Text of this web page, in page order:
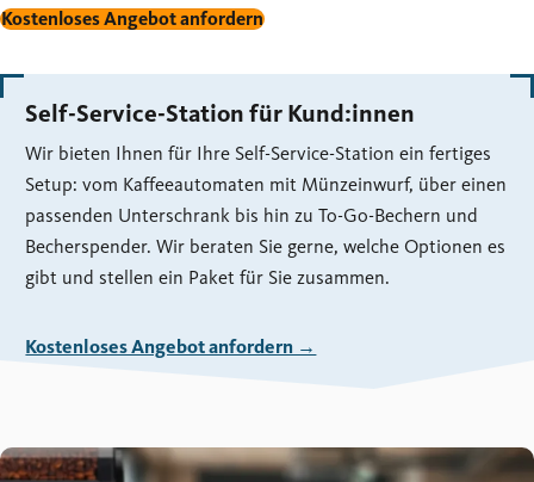
Kostenloses Angebot anfordern
Self-Service-Station für Kund:innen
Wir bieten Ihnen für Ihre Self-Service-Station ein fertiges
Setup: vom Kaffeeautomaten mit Münzeinwurf, über einen
passenden Unterschrank bis hin zu To-Go-Bechern und
Becherspender. Wir beraten Sie gerne, welche Optionen es
gibt und stellen ein Paket für Sie zusammen.
Kostenloses Angebot anfordern →